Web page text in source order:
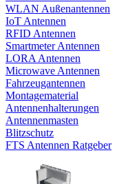
WLAN Außenantennen
IoT Antennen
RFID Antennen
Smartmeter Antennen
LORA Antennen
Microwave Antennen
Fahrzeugantennen
Montagematerial
Antennenhalterungen
Antennenmasten
Blitzschutz
FTS Antennen Ratgeber